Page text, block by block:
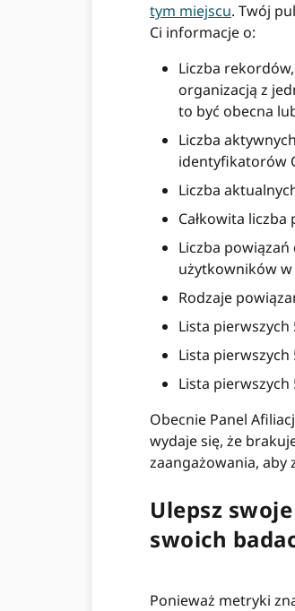
tym miejscu. Twój
Ci informacje o:
Liczba
organizacją z
to być obecna
Liczba
identyfikatorów
Liczba
Całkowita
Liczba
użytkowników w
Rodzaje
Lista pierwszych
Lista pierwszych
Lista pierwszych
Obecnie Panel
wydaje się, że
zaangażowania,
Ulepsz
swoich
Ponieważ metryki